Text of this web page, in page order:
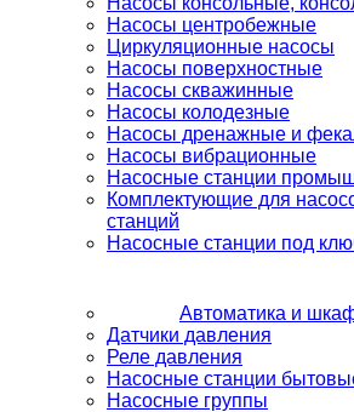
Насосы центробежные
Циркуляционные насосы
Насосы поверхностные
Насосы скважинные
Насосы колодезные
Насосы дренажные и
Насосы вибрационные
Насосные станции
Комплектующие для
станций
Насосные станции под
Автоматика и
Датчики давления
Реле давления
Насосные станции
Насосные группы